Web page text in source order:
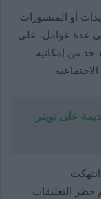
أو المنشورات
عدة عوامل، على
حد من إمكانية
على تويتر
حظر التعليقات